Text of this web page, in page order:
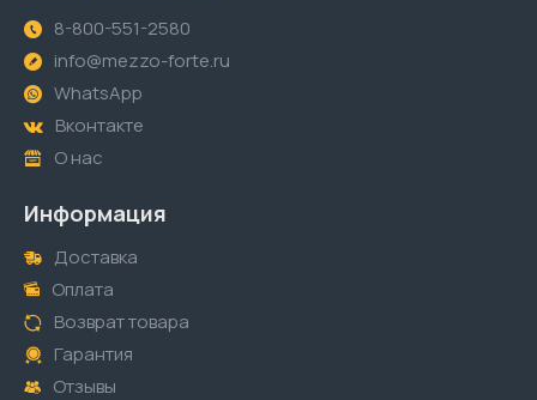
8-800-551-2580
info@mezzo-forte.ru
WhatsApp
Вконтакте
О нас
Информация
Доставка
Оплата
Возврат товара
Гарантия
Отзывы